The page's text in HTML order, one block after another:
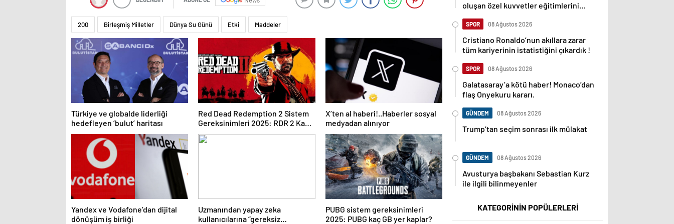
200 Birleşmiş Milletler Dünya Su Günü Etki Maddeler
Türkiye ve globalde liderliği
hedefleyen ‘bulut’ haritası
Red Dead Redemption 2 Sistem
Gereksinimleri 2025: RDR 2 Kaç
GB Yer Kaplar?
X’ten al haberi!..Haberler sosyal
medyadan alınıyor
Yandex ve Vodafone’dan dijital
dönüşüm iş birliği
Uzmanından yapay zeka
kullanıcılarına “gereksiz
PUBG sistem gereksinimleri
2025: PUBG kaç GB yer kaplar?
oluşan özel kuvvetler eğitimlerini
SPOR 08 Ağustos 2026
Cristiano Ronaldo’nun akıllara zarar
tüm kariyerinin istatistiğini çıkardık !
SPOR 08 Ağustos 2026
Galatasaray’a kötü haber! Monaco’dan
flaş Onyekuru kararı.
GÜNDEM 08 Ağustos 2026
Trump’tan seçim sonrası ilk mülakat
GÜNDEM 08 Ağustos 2026
Avusturya başbakanı Sebastian Kurz
ile ilgili bilinmeyenler
KATEGORİNİN POPÜLERLERİ